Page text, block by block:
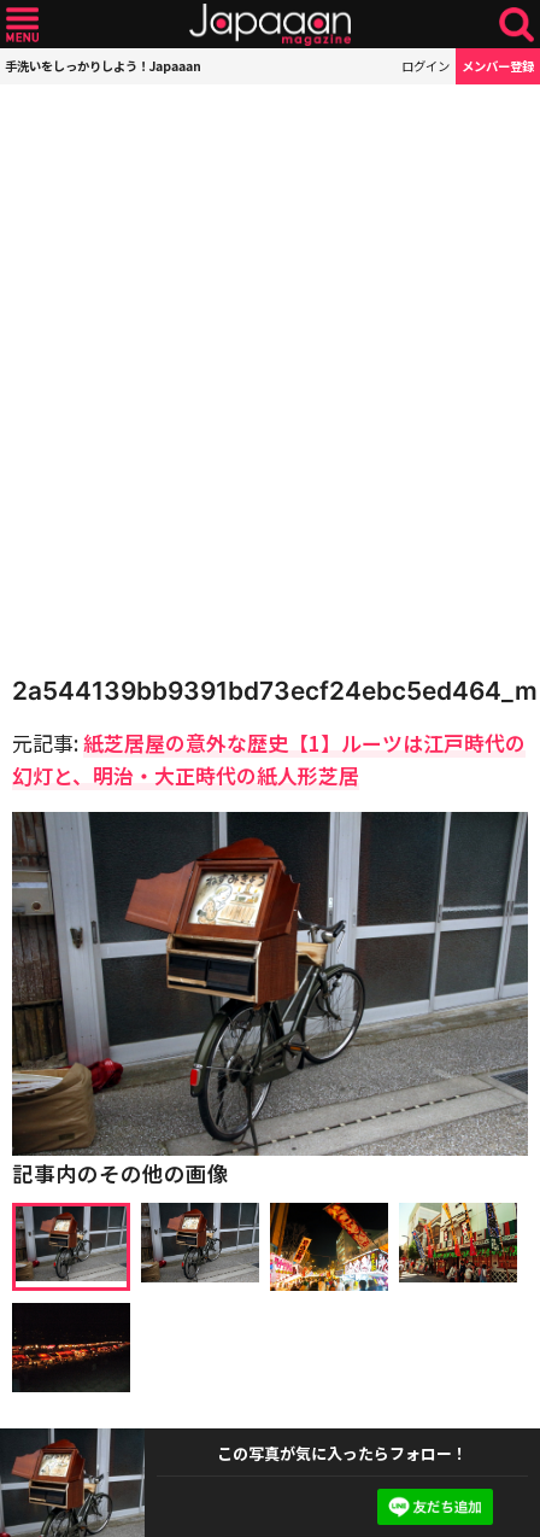
手洗いをしっかりしよう！Japaaan ログイン メンバー登録
2a544139bb9391bd73ecf24ebc5ed464_m
元記事:紙芝居屋の意外な歴史【1】ルーツは江戸時代の
幻灯と、明治・大正時代の紙人形芝居
記事内のその他の画像
この写真が気に入ったらフォロー！